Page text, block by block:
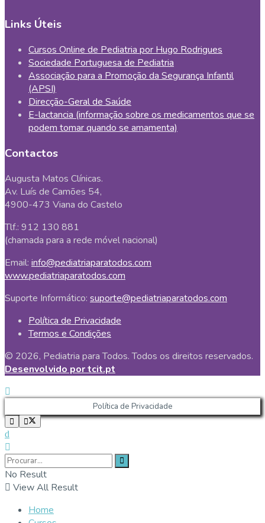
Links Úteis
Cursos Online de Pediatria por Hugo Rodrigues
Sociedade Portuguesa de Pediatria
Associação para a Promoção da Segurança Infantil
(APSI)
Direcção-Geral de Saúde
E-lactancia (informação sobre os medicamentos que se
podem tomar quando se amamenta)
Contactos
Augusta Matos Clínicas.
Av. Luís de Camões 54,
4900-473 Viana do Castelo
Tlf.: 912 130 881
(chamada para a rede móvel nacional)
Email: info@pediatriaparatodos.com
www.pediatriaparatodos.com
Suporte Informático: suporte@pediatriaparatodos.com
Política de Privacidade
Termos e Condições
© 2026, Pediatria para Todos. Todos os direitos reservados.
Desenvolvido por tcit.pt
Política de Privacidade
No Result
View All Result
Home